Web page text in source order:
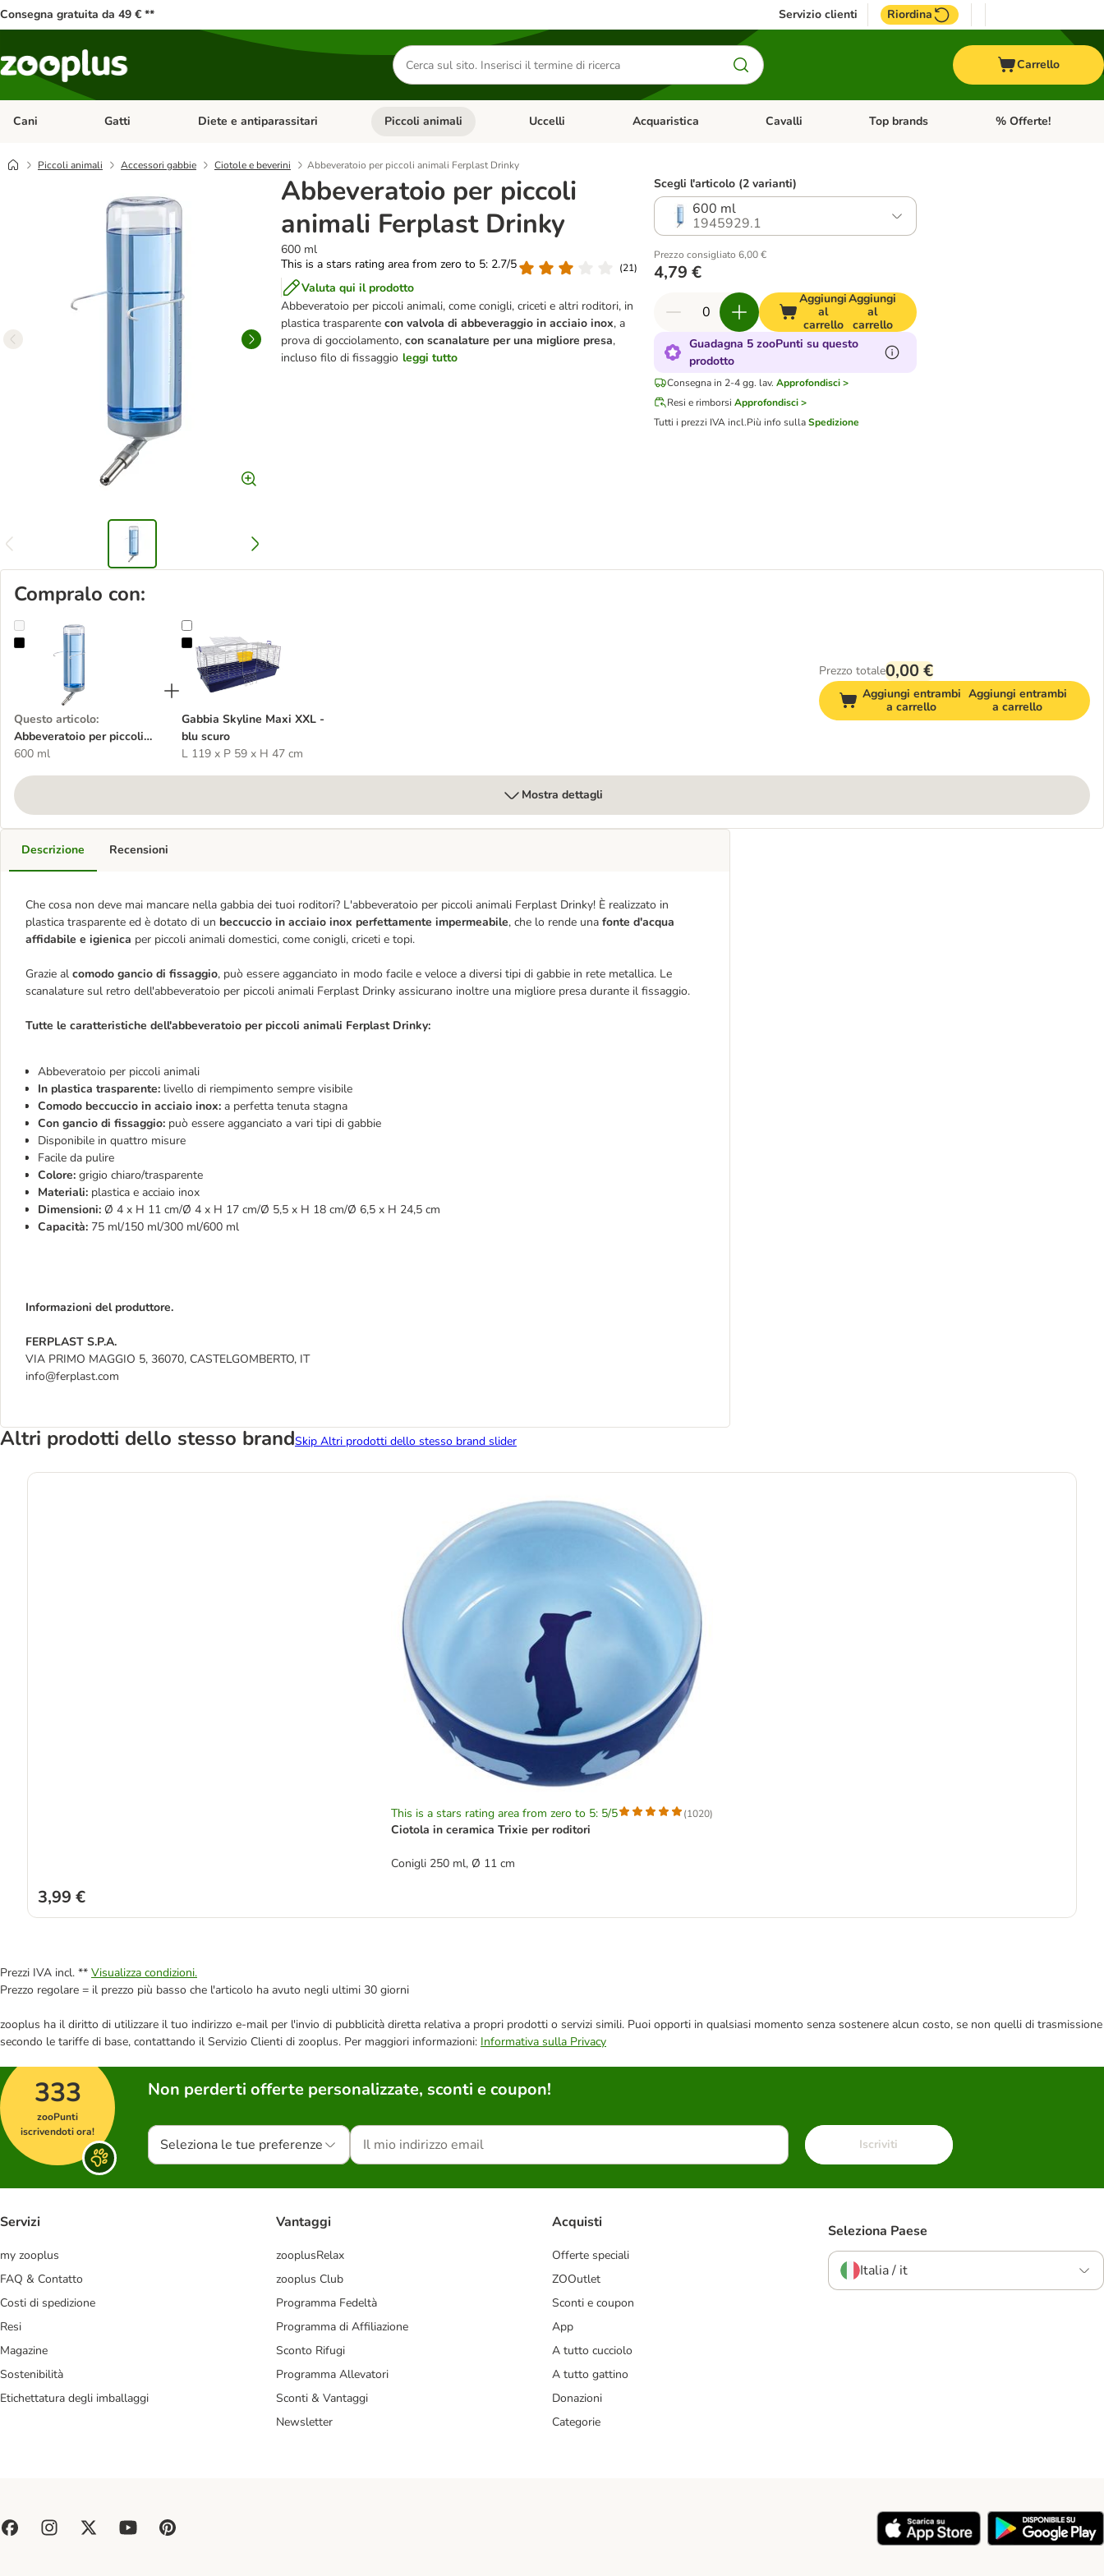
Consegna gratuita da 49 € ** Servizio clienti Riordina
Cerca
prodotti
Carrello
Cani Apri Menu Categoria: Cani
Gatti Apri Menu Categoria: Gatti
Diete e antiparassitari Apri Menu Categoria: Diete e antiparassitari
Piccoli animali Apri Menu Categoria: Piccoli animali
Uccelli Apri Menu Categoria: Uccelli
Acquaristica Apri Menu Categoria: Acquaristica
Cavalli Apri Menu Categoria: Cavalli
Top brands Apri Menu Categoria:
% Offerte!
Piccoli animali Accessori gabbie Ciotole e beverini Abbeveratoio per piccoli animali Ferplast Drinky
Abbeveratoio per piccoli
animali Ferplast Drinky
600 ml
This is a stars rating area from zero to 5: 2.7/5
(21)
Valuta qui il prodotto
Abbeveratoio per piccoli animali, come conigli, criceti e altri roditori, in
plastica trasparente con valvola di abbeveraggio in acciaio inox, a
prova di gocciolamento, con scanalature per una migliore presa,
incluso filo di fissaggio leggi tutto
Scegli l'articolo (2 varianti)
600 ml
1945929.1
Prezzo consigliato 6,00 €
4,79 €
Aggiungi
al
carrello
Aggiungi
al
carrello
Guadagna 5 zooPunti su questo
prodotto
Consegna in 2-4 gg. lav. Approfondisci >
Resi e rimborsi Approfondisci >
Tutti i prezzi IVA incl.Più info sullaSpedizione
Compralo con:
Abbeveratoio per piccoli animali Ferplast Drinky
Questo articolo:
Abbeveratoio per piccoli
animali Ferplast Drinky
600 ml
Gabbia Skyline Maxi XXL - blu scuro
Gabbia Skyline Maxi XXL -
blu scuro
L 119 x P 59 x H 47 cm
Prezzo totale0,00 €
Aggiungi entrambi
a carrello
Aggiungi entrambi
a carrello
Mostra dettagli
Descrizione
Che cosa non deve mai mancare nella gabbia dei tuoi roditori? L'abbeveratoio per piccoli animali Ferplast Drinky! È realizzato in
plastica trasparente ed è dotato di un beccuccio in acciaio inox perfettamente impermeabile, che lo rende una fonte d'acqua
affidabile e igienica per piccoli animali domestici, come conigli, criceti e topi.
Grazie al comodo gancio di fissaggio, può essere agganciato in modo facile e veloce a diversi tipi di gabbie in rete metallica. Le
scanalature sul retro dell'abbeveratoio per piccoli animali Ferplast Drinky assicurano inoltre una migliore presa durante il fissaggio.
Tutte le caratteristiche dell'abbeveratoio per piccoli animali Ferplast Drinky:
Abbeveratoio per piccoli animali
In plastica trasparente: livello di riempimento sempre visibile
Comodo beccuccio in acciaio inox: a perfetta tenuta stagna
Con gancio di fissaggio: può essere agganciato a vari tipi di gabbie
Disponibile in quattro misure
Facile da pulire
Colore: grigio chiaro/trasparente
Materiali: plastica e acciaio inox
Dimensioni: Ø 4 x H 11 cm/Ø 4 x H 17 cm/Ø 5,5 x H 18 cm/Ø 6,5 x H 24,5 cm
Capacità: 75 ml/150 ml/300 ml/600 ml
Informazioni del produttore.
FERPLAST S.P.A.
VIA PRIMO MAGGIO 5, 36070, CASTELGOMBERTO, IT
info@ferplast.com
Recensioni
Altri prodotti dello stesso brandSkip Altri prodotti dello stesso brand slider
This is a stars rating area from zero to 5: 5/5 (1020)
Ciotola in ceramica Trixie per roditori
Conigli 250 ml, Ø 11 cm
3,99 €
Prezzi IVA incl. ** Visualizza condizioni.
Prezzo regolare = il prezzo più basso che l'articolo ha avuto negli ultimi 30 giorni
zooplus ha il diritto di utilizzare il tuo indirizzo e-mail per l'invio di pubblicità diretta relativa a propri prodotti o servizi simili. Puoi opporti in qualsiasi momento senza sostenere alcun costo, se non quelli di trasmissione
secondo le tariffe di base, contattando il Servizio Clienti di zooplus. Per maggiori informazioni: Informativa sulla Privacy
333
zooPunti
iscrivendoti ora!
Non perderti offerte personalizzate, sconti e coupon!
Seleziona le tue preferenze Iscriviti
Servizi
my zooplus
FAQ & Contatto
Costi di spedizione
Resi
Magazine
Sostenibilità
Etichettatura degli imballaggi
Vantaggi
zooplusRelax
zooplus Club
Programma Fedeltà
Programma di Affiliazione
Sconto Rifugi
Programma Allevatori
Sconti & Vantaggi
Newsletter
Acquisti
Offerte speciali
ZOOutlet
Sconti e coupon
App
A tutto cucciolo
A tutto gattino
Donazioni
Categorie
Seleziona Paese
Italia / it